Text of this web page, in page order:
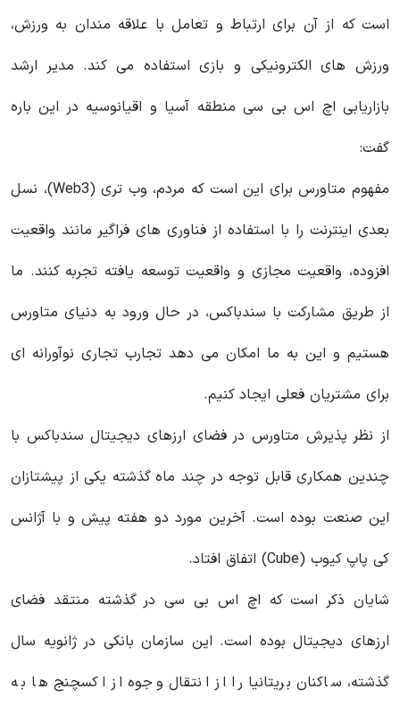
است که از آن برای ارتباط و تعامل با علاقه مندان به ورزش،
ورزش های الکترونیکی و بازی استفاده می کند. مدیر ارشد
بازاریابی اچ اس بی سی منطقه آسیا و اقیانوسیه در این باره
گفت:
مفهوم متاورس برای این است که مردم، وب تری (Web3)، نسل
بعدی اینترنت را با استفاده از فناوری‌ های فراگیر مانند واقعیت
افزوده، واقعیت مجازی و واقعیت توسعه یافته تجربه کنند. ما
از طریق مشارکت با سندباکس، در حال ورود به دنیای متاورس
هستیم و این به ما امکان می‌ دهد تجارب تجاری نوآورانه‌ ای
برای مشتریان فعلی ایجاد کنیم.
از نظر پذیرش متاورس در فضای ارزهای دیجیتال سندباکس با
چندین همکاری قابل توجه در چند ماه گذشته یکی از پیشتازان
این صنعت بوده است. آخرین مورد دو هفته پیش و با آژانس
کی پاپ کیوب (Cube) اتفاق افتاد.
شایان ذکر است که اچ‌ اس‌ بی‌ سی در گذشته منتقد فضای
ارزهای دیجیتال بوده است. این سازمان بانکی در ژانویه سال
گذشته، ساکنان بریتانیا را از انتقال وجوه از اکسچنج ها به